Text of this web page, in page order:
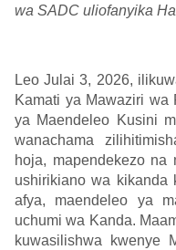
wa SADC uliofanyika
Leo Julai 3, 2026,
Kamati ya Mawaziri
ya Maendeleo Kusini
wanachama
hoja, mapendekezo na
ushirikiano wa kikanda
afya, maendeleo ya
uchumi wa Kanda.
kuwasilishwa kwenye